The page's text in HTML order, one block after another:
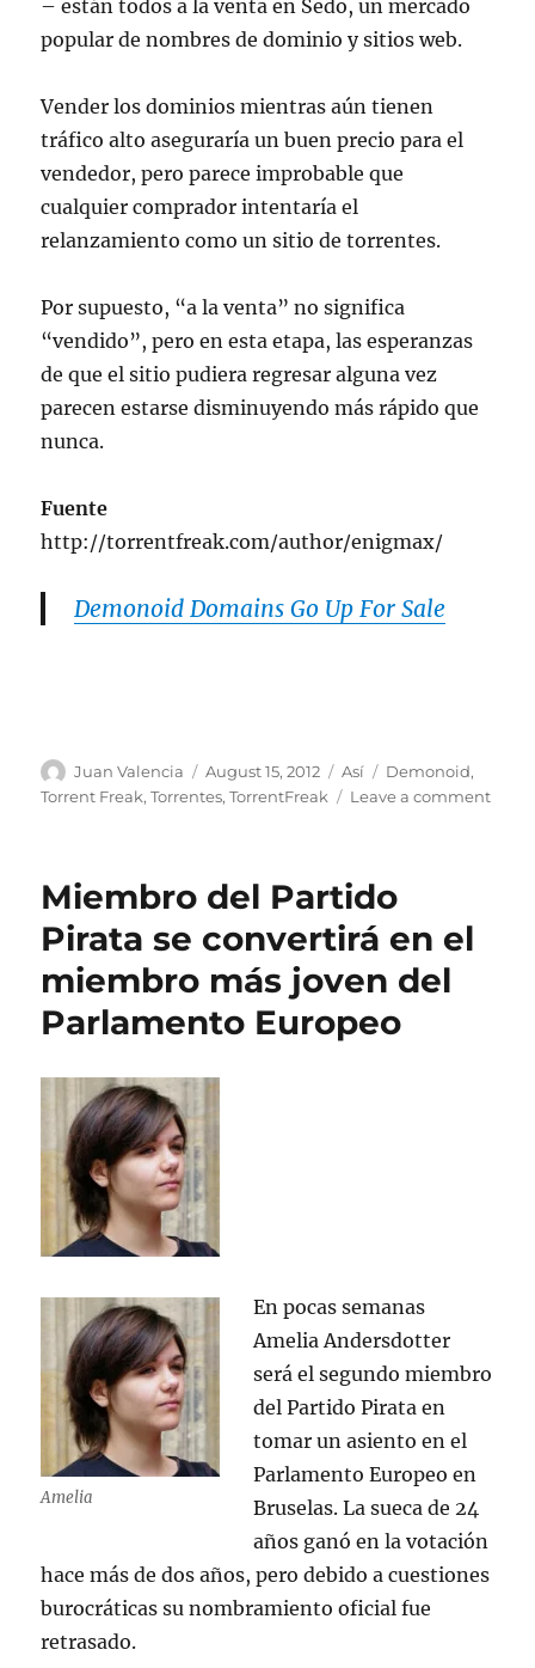
– están todos a la venta en Sedo, un mercado
popular de nombres de dominio y sitios web.
Vender los dominios mientras aún tienen
tráfico alto aseguraría un buen precio para el
vendedor, pero parece improbable que
cualquier comprador intentaría el
relanzamiento como un sitio de torrentes.
Por supuesto, “a la venta” no significa
“vendido”, pero en esta etapa, las esperanzas
de que el sitio pudiera regresar alguna vez
parecen estarse disminuyendo más rápido que
nunca.
Fuente
http://torrentfreak.com/author/enigmax/
Demonoid Domains Go Up For Sale
Author
Juan Valencia
Posted
on
August 15, 2012 Categories
Así Tags
Demonoid,
Torrent Freak,Torrentes,TorrentFreak Leave a commenton
Miembro del Partido
Pirata se convertirá en el
miembro más joven del
Parlamento Europeo
Amelia
En pocas semanas
Amelia Andersdotter
será el segundo miembro
del Partido Pirata en
tomar un asiento en el
Parlamento Europeo en
Bruselas. La sueca de 24
años ganó en la votación
hace más de dos años, pero debido a cuestiones
burocráticas su nombramiento oficial fue
retrasado.